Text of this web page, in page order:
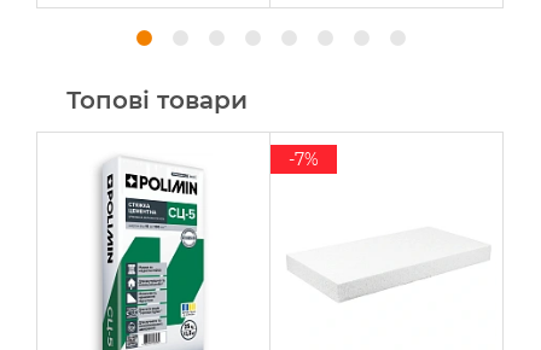
Топові товари
-7%